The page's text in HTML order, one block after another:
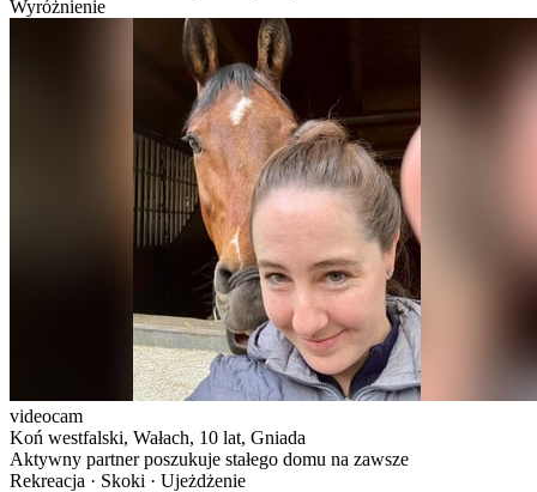
Wyróżnienie
videocam
Koń westfalski, Wałach, 10 lat, Gniada
Aktywny partner poszukuje stałego domu na zawsze
Rekreacja · Skoki · Ujeżdżenie